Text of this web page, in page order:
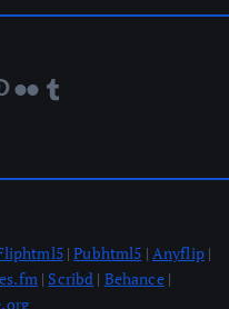
Flickr Tumblr
|Pubhtml5 | Anyflip|
| Scribd | Behance|